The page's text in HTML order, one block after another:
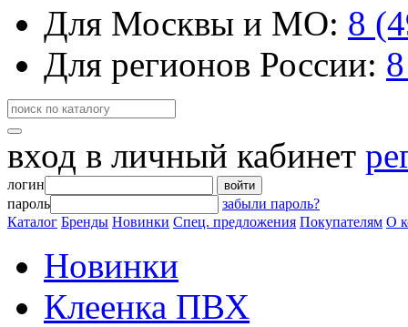
Для Москвы и МО: 8
Для регионов России:
вход в личный кабинет
логин войти
пароль
забыли пароль?
Каталог Бренды Новинки Спец. предложения Покупателям О
Новинки
Клеенка ПВХ